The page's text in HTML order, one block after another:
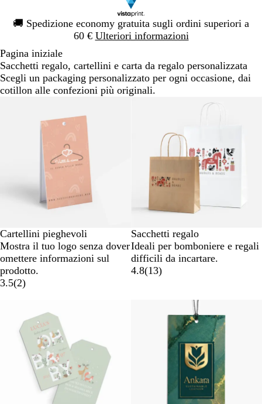
🚚 Spedizione economy gratuita sugli ordini superiori a
60 € Ulteriori informazioni
Diapositiva
1
Pagina iniziale
Sacchetti regalo, cartellini e carta da regalo personalizzata
Scegli un packaging personalizzato per ogni occasione, dai
cotillon alle confezioni più originali.
Cartellini pieghevoli
Mostra il tuo logo senza dover
omettere informazioni sul
prodotto.
3.5(2)
Sacchetti regalo
Ideali per bomboniere e regali
difficili da incartare.
4.8(13)